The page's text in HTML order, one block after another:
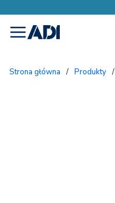
menu
Strona główna / Produkty /